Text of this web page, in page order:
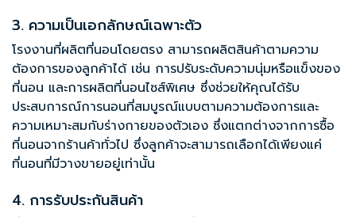
3. ความเป็นเอกลักษณ์เฉพาะตัว
โรงงานที่ผลิตที่นอนโดยตรง สามารถผลิตสินค้าตามความ
ต้องการของลูกค้าได้ เช่น การปรับระดับความนุ่มหรือแข็งของ
ที่นอน และการผลิตที่นอนไซส์พิเศษ ซึ่งช่วยให้คุณได้รับ
ประสบการณ์การนอนที่สมบูรณ์แบบตามความต้องการและ
ความเหมาะสมกับร่างกายของตัวเอง ซึ่งแตกต่างจากการซื้อ
ที่นอนจากร้านค้าทั่วไป ซึ่งลูกค้าจะสามารถเลือกได้เพียงแค่
ที่นอนที่มีวางขายอยู่เท่านั้น
4. การรับประกันสินค้า